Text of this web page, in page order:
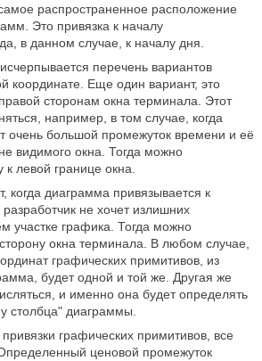
распространенное расположение
Это привязка к началу
в данном случае, к началу дня.
перечень вариантов
координате. Еще один вариант, это
сторонам окна терминала. Этот
например, в том случае, когда
очень большой промежуток времени и её
видимого окна. Тогда можно
к левой границе окна.
когда диаграмма привязывается к
не хочет излишних
участке графика. Тогда можно
окна терминала. В любом случае,
графических примитивов, из
будет одной и той же. Другая же
и именно она будет определять
столбца" диаграммы.
графических примитивов, все
ценовой промежуток